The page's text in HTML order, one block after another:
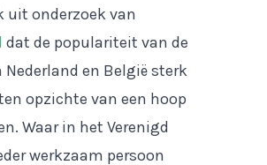
uit onderzoek van
dat de populariteit van de
en België sterk
opzichte van een hoop
Waar in het Verenigd
werkzaam persoon